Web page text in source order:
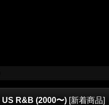
US R&B (2000〜) [新着商品]